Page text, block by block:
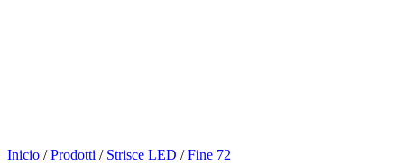
Inicio / Prodotti / Strisce LED / Fine 72